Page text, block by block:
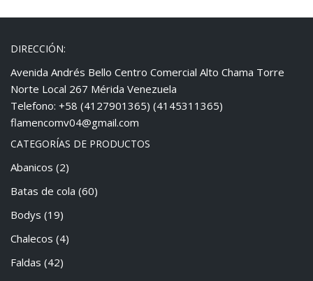
DIRECCIÓN:
Avenida Andrés Bello Centro Comercial Alto Chama Torre
Norte Local 267 Mérida Venezuela
Telefono: +58 (4127901365) (4145311365)
flamencomv04@gmail.com
CATEGORÍAS DE PRODUCTOS
Abanicos (2)
Batas de cola (60)
Bodys (19)
Chalecos (4)
Faldas (42)